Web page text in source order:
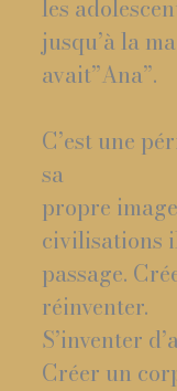
les
jusqu’à la
avait”Ana”.
C’est une
sa
propre
civilisations
passage.
réinventer.
S’inventer
Créer un